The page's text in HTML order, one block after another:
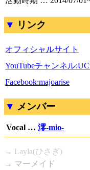
リンク
オフィシャルサイト
YouTubeチャンネル
Facebook:majoarise
メンバー
Vocal … 澪-mio-
→ Layla(ひさぎ)
→ マーメイド